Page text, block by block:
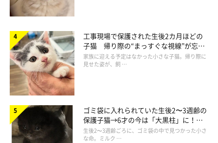
@ojarinn
じっ…
でも、カイくんの後ろには…ライくんの厳しい目がーーー！
（笑）
「まだまだ甘いにゃ」
のことを見つめています。
カイくんを思うからこそ、ライくんは先輩として厳しい指導をし
ているのかもしれませんね♡
工事現場で保護された生後2カ月ほどの
子猫 帰り際の“まっすぐな視線”が忘れ
られず、家族の一員に
家族に迎える予定はなかった小さな子猫。帰り際に
見せた姿が、飼 …
ゴミ袋に入れられていた生後2〜3週齢の
保護子猫→6才の今は「大黒柱」に！
美しい黒猫に成長した姿にグッとくる
生後2〜3週齢ごろに、ゴミ袋の中で見つかった小さ
な命。ミルク …